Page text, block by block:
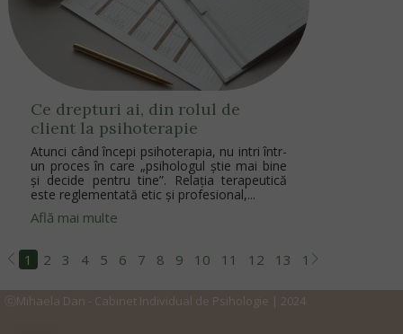
Ce drepturi ai, din rolul de
client la psihoterapie
Atunci când începi psihoterapia, nu intri într-
un proces în care „psihologul știe mai bine
și decide pentru tine”. Relația terapeutică
este reglementată etic și profesional,...
Află mai multe
1 2 3 4 5 6 7 8 9 10 11 12 13 14
ⓒMihaela Dan - Cabinet Individual de Psihologie | 2024